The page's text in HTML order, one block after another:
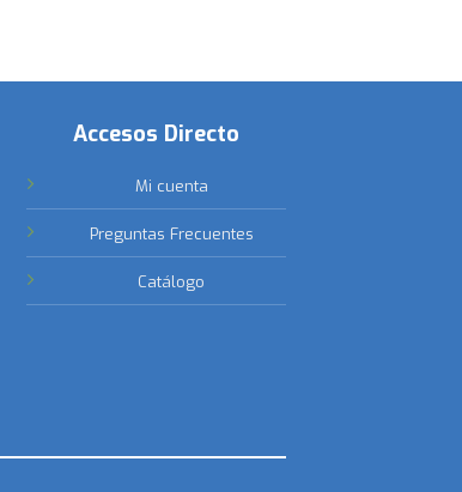
Accesos Directo
Mi cuenta
Preguntas Frecuentes
Catálogo